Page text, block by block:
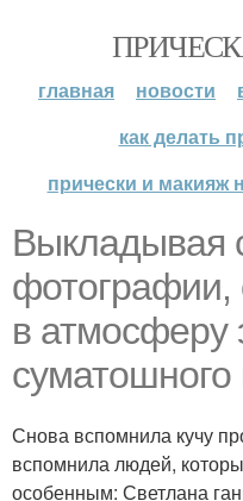
главная новости
как делать
прически и макияж
Выкладывая
фотографии,
в атмосферу
суматошного
Снова вспомнила кучу
вспомнила людей,
особенным: Светлана